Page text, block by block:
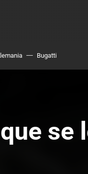
Bugatti
se